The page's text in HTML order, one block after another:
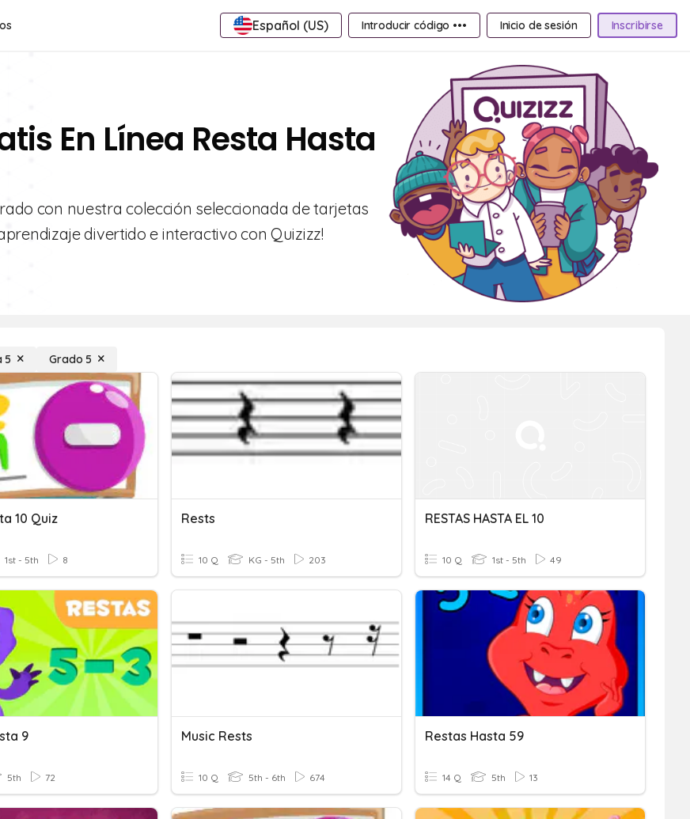
Español (US) Introducir código ••• Inicio de sesión Inscribirse
En Línea Resta Hasta
con nuestra colección seleccionada de tarjetas
divertido e interactivo con Quizizz!
5 Grado 5
10 Quiz
1st - 5th 8
Rests
10 Q KG - 5th 203
RESTAS HASTA EL 10
10 Q 1st - 5th 49
9
5th 72
Music Rests
10 Q 5th - 6th 674
Restas Hasta 59
14 Q 5th 13